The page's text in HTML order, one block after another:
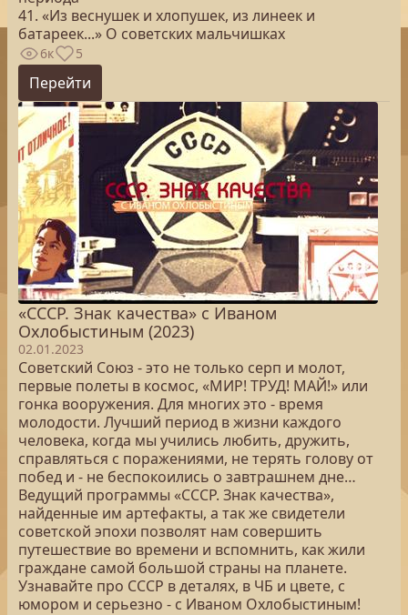
41. «Из веснушек и хлопушек, из линеек и
батареек...» О советских мальчишках
6к 5
Перейти
«СССР. Знак качества» с Иваном
Охлобыстиным (2023)
02.01.2023
Советский Союз - это не только серп и молот,
первые полеты в космос, «МИР! ТРУД! МАЙ!» или
гонка вооружения. Для многих это - время
молодости. Лучший период в жизни каждого
человека, когда мы учились любить, дружить,
справляться с поражениями, не терять голову от
побед и - не беспокоились о завтрашнем дне…
Ведущий программы «СССР. Знак качества»,
найденные им артефакты, а так же свидетели
советской эпохи позволят нам совершить
путешествие во времени и вспомнить, как жили
граждане самой большой страны на планете.
Узнавайте про СССР в деталях, в ЧБ и цвете, с
юмором и серьезно - с Иваном Охлобыстиным!